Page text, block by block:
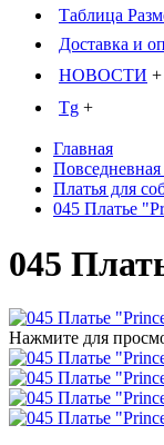
Таблица
Доставка и
НОВОСТИ +
Tg +
Главная
Платья для
045 Платье
045
Нажмите для